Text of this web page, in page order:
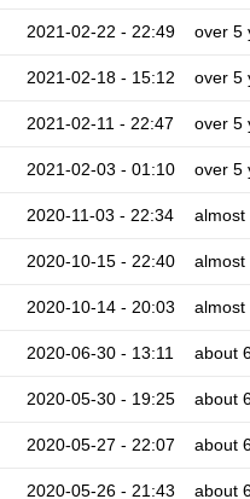
2021-02-22 - 22:49 over 5
2021-02-18 - 15:12 over 5
2021-02-11 - 22:47 over 5
2021-02-03 - 01:10 over 5
2020-11-03 - 22:34 almost
2020-10-15 - 22:40 almost
2020-10-14 - 20:03 almost
2020-06-30 - 13:11 about
2020-05-30 - 19:25 about
2020-05-27 - 22:07 about
2020-05-26 - 21:43 about